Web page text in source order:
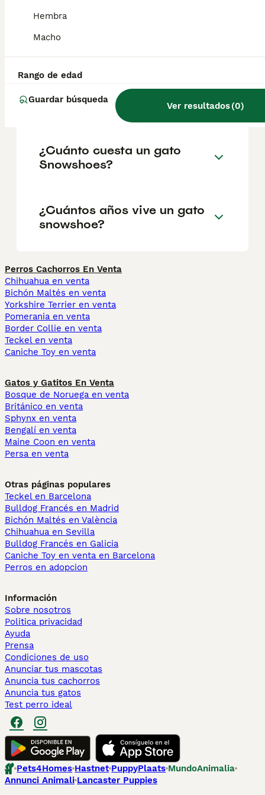
Hembra
Macho
Rango de edad
Guardar búsqueda
Ver resultados(0)
La cabeza tiene forma de triángulo
inclinados, y las orejas, bastante separadas,
¿El gato Snowshoe es de
raza pura?
¿Cuánto cuesta un gato
Snowshoes?
¿Cuántos años vive un gato
snowshoe?
Perros Cachorros En Venta
Chihuahua en venta
Bichón Maltés en venta
Yorkshire Terrier en venta
Pomerania en venta
Border Collie en venta
Teckel en venta
Caniche Toy en venta
Gatos y Gatitos En Venta
Bosque de Noruega en venta
Británico en venta
Sphynx en venta
Bengalí en venta
Maine Coon en venta
Persa en venta
Otras páginas populares
Teckel en Barcelona
Bulldog Francés en Madrid
Bichón Maltés en València
Chihuahua en Sevilla
Bulldog Francés en Galicia
Caniche Toy en venta en Barcelona
Perros en adopcion
Información
Sobre nosotros
Politica privacidad
Ayuda
Prensa
Condiciones de uso
Anunciar tus mascotas
Anuncia tus cachorros
Anuncia tus gatos
Test perro ideal
Pets4Homes Hastnet PuppyPlaats MundoAnimalia
Annunci Animali Lancaster Puppies